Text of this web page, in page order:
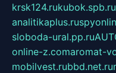
krsk124.rukubok.spb.ru
analitikaplus.ru
sloboda-ural.pp.ru
online-z.comaromat-
mobilvest.rubbd.net.ru